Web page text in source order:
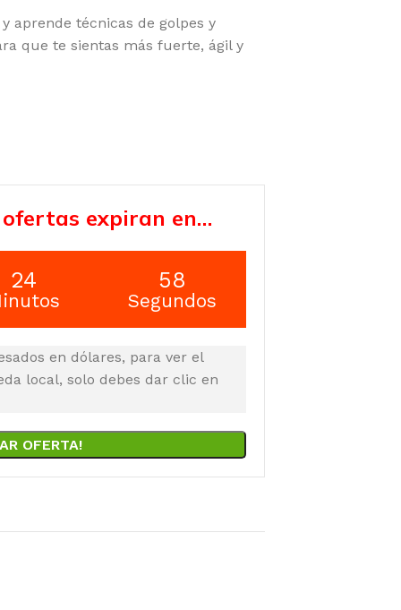
aprende técnicas de golpes y
que te sientas más fuerte, ágil y
expiran en…
24 57
Segundos
en dólares, para ver el
local, solo debes dar clic en
OFERTA!